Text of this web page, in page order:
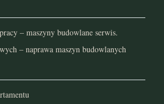
– maszyny budowlane serwis.
– naprawa maszyn budowlanych